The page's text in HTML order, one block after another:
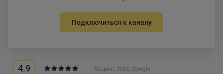
функциональности и эстетики для тех, кто ценит
качество и стиль.
Подключиться к каналу
4.9 Яндекс, 2GIS, Google